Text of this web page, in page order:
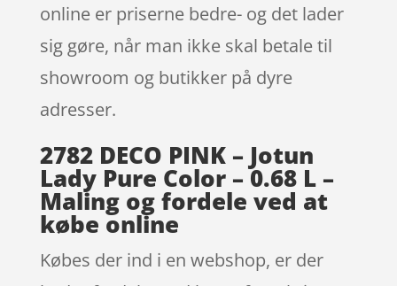
online er priserne bedre- og det lader
sig gøre, når man ikke skal betale til
showroom og butikker på dyre
adresser.
2782 DECO PINK – Jotun
Lady Pure Color – 0.68 L –
Maling og fordele ved at
købe online
Købes der ind i en webshop, er der